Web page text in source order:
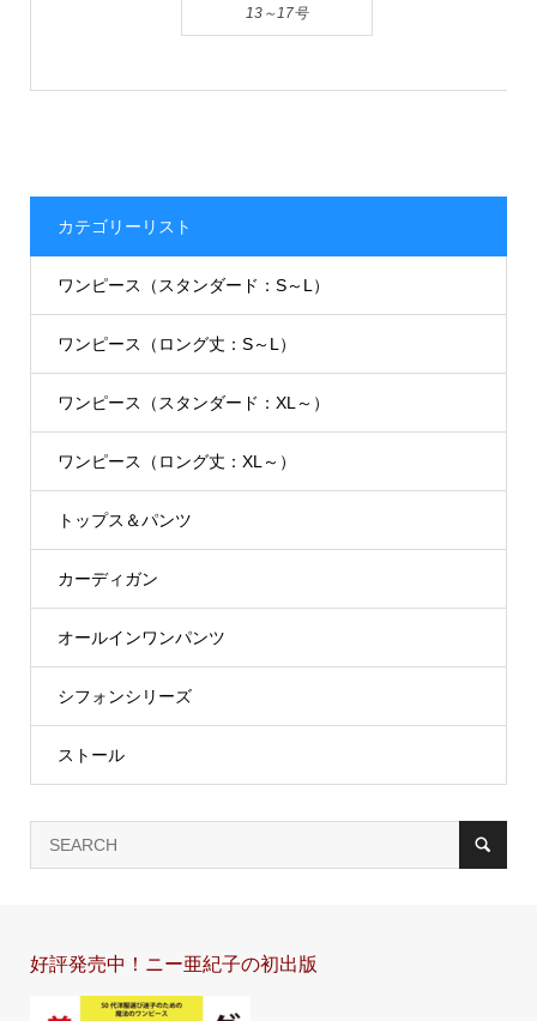
13～17号
カテゴリーリスト
ワンピース（スタンダード：S～L）
ワンピース（ロング丈：S～L）
ワンピース（スタンダード：XL～）
ワンピース（ロング丈：XL～）
トップス＆パンツ
カーディガン
オールインワンパンツ
シフォンシリーズ
ストール
好評発売中！ニー亜紀子の初出版